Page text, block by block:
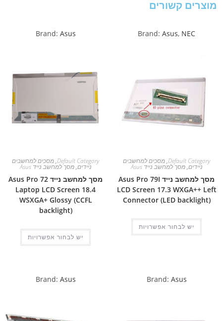
מוצרים קשורים
Brand: Asus, NEC
Default Category
,מסכים למחשבים
ניידים,מסך למחשב נייד Asus
מסך למחשב נייד Asus Pro 79I
LCD Screen 17.3 WXGA++ Left
Connector (LED backlight)
יש לבחור אפשרויות
Brand: Asus
Default Category
,מסכים למחשבים
ניידים,מסך למחשב נייד Asus
מסך למחשב נייד Asus Pro 72
Laptop LCD Screen 18.4
WSXGA+ Glossy (CCFL
backlight)
יש לבחור אפשרויות
Brand: Asus
Brand: Asus